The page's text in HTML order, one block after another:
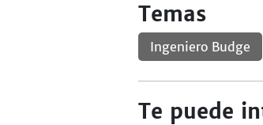
Temas
Ingeniero Budge
Te puede